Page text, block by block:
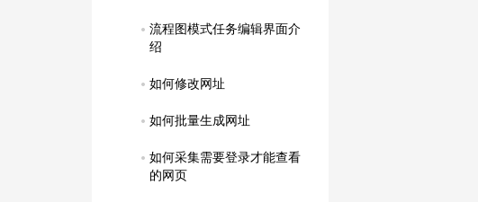
流程图模式任务编辑界面介
绍
如何修改网址
如何批量生成网址
如何采集需要登录才能查看
的网页